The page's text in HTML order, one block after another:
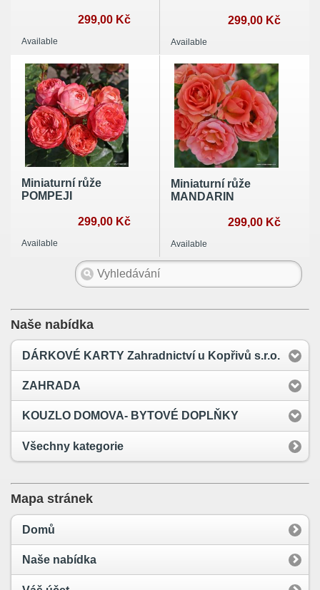
299,00 Kč
Available
299,00 Kč
Available
Miniaturní růže
POMPEJI
299,00 Kč
Available
Miniaturní růže
MANDARIN
299,00 Kč
Available
Naše nabídka
DÁRKOVÉ KARTY Zahradnictví u Kopřivů s.r.o.
ZAHRADA
KOUZLO DOMOVA- BYTOVÉ DOPLŇKY
Všechny kategorie
Mapa stránek
Domů
Naše nabídka